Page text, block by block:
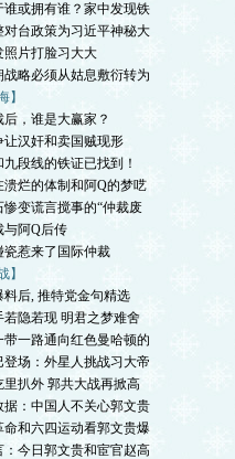
谁或拥有谁？家中发现铁
对台政策为习近平神秘大
照片打脸习大大
战略必须从姑息敷衍转为
】
后，谁是大赢家？
让汉奸和卖国贼现形
九段线的铁证已找到！
溃烂的体制和阿Q的梦呓
惨变谎言搅事的“仲裁废
与阿Q后传
瓷惹来了国际仲裁
】
料后, 推特党金句精选
若隐若现 明君之梦难舍
带一路通向红色曼哈顿的
登场：外星人挑战习大帝
里扒外 郭共大战再掀高
据：中国人不关心郭文贵
命和六四运动看郭文贵爆
：今日郭文贵和宦官赵高